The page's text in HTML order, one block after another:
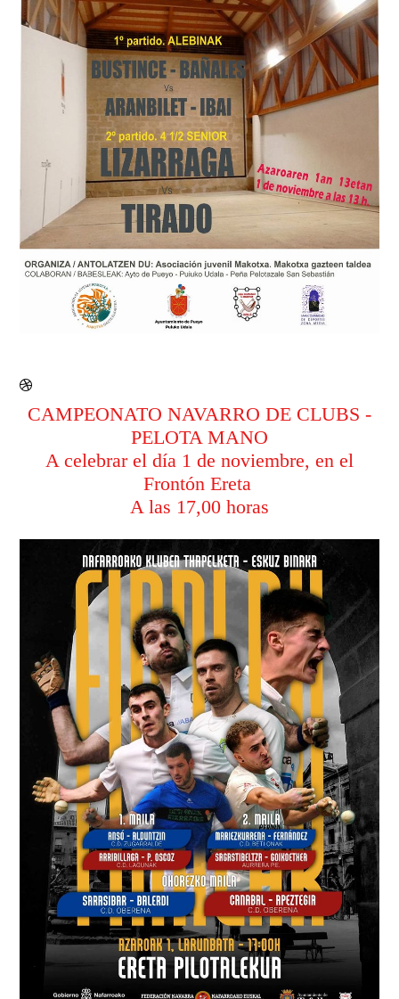
CAMPEONATO NAVARRO DE CLUBS -
PELOTA MANO
A celebrar el día 1 de noviembre, en el
Frontón Ereta
A las 17,00 horas